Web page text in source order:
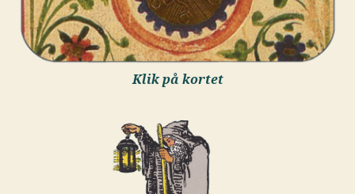
Klik på kortet